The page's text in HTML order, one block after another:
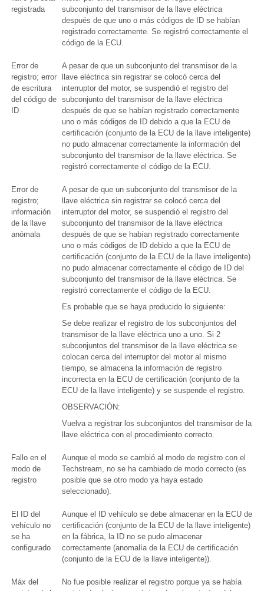
registrada
subconjunto del transmisor de la llave eléctrica
después de que uno o más códigos de ID se habían
registrado correctamente. Se registró correctamente el
código de la ECU.
Error de
registro; error
de escritura
del código de
ID
A pesar de que un subconjunto del transmisor de la
llave eléctrica sin registrar se colocó cerca del
interruptor del motor, se suspendió el registro del
subconjunto del transmisor de la llave eléctrica
después de que se habían registrado correctamente
uno o más códigos de ID debido a que la ECU de
certificación (conjunto de la ECU de la llave inteligente)
no pudo almacenar correctamente la información del
subconjunto del transmisor de la llave eléctrica. Se
registró correctamente el código de la ECU.
Error de
registro;
información
de la llave
anómala
A pesar de que un subconjunto del transmisor de la
llave eléctrica sin registrar se colocó cerca del
interruptor del motor, se suspendió el registro del
subconjunto del transmisor de la llave eléctrica
después de que se habían registrado correctamente
uno o más códigos de ID debido a que la ECU de
certificación (conjunto de la ECU de la llave inteligente)
no pudo almacenar correctamente el código de ID del
subconjunto del transmisor de la llave eléctrica. Se
registró correctamente el código de la ECU.
Es probable que se haya producido lo siguiente:
Se debe realizar el registro de los subconjuntos del
transmisor de la llave eléctrica uno a uno. Si 2
subconjuntos del transmisor de la llave eléctrica se
colocan cerca del interruptor del motor al mismo
tiempo, se almacena la información de registro
incorrecta en la ECU de certificación (conjunto de la
ECU de la llave inteligente) y se suspende el registro.
OBSERVACIÓN:
Vuelva a registrar los subconjuntos del transmisor de la
llave eléctrica con el procedimiento correcto.
Fallo en el
modo de
registro
Aunque el modo se cambió al modo de registro con el
Techstream, no se ha cambiado de modo correcto (es
posible que se otro modo ya haya estado
seleccionado).
El ID del
vehículo no
se ha
configurado
Aunque el ID vehículo se debe almacenar en la ECU de
certificación (conjunto de la ECU de la llave inteligente)
en la fábrica, la ID no se pudo almacenar
correctamente (anomalía de la ECU de certificación
(conjunto de la ECU de la llave inteligente)).
Máx del
No fue posible realizar el registro porque ya se había